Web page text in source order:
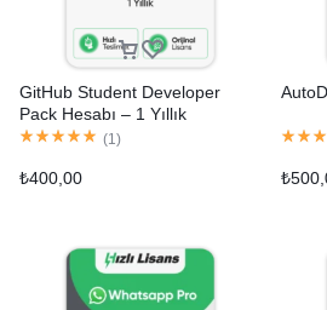
GitHub Student Developer
Pack Hesabı – 1 Yıllık
(1)
₺400,00 ₺